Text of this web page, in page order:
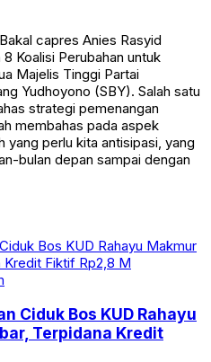
capres Anies Rasyid
Koalisi Perubahan untuk
Majelis Tinggi Partai
Yudhoyono (SBY). Salah satu
strategi pemenangan
membahas pada aspek
yang perlu kita antisipasi, yang
bulan depan sampai dengan
Ciduk Bos KUD Rahayu
Terpidana Kredit